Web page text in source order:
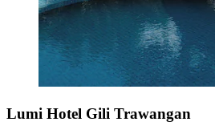
Lumi Hotel Gili Trawangan